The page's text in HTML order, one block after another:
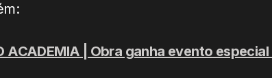
ACADEMIA | Obra ganha evento